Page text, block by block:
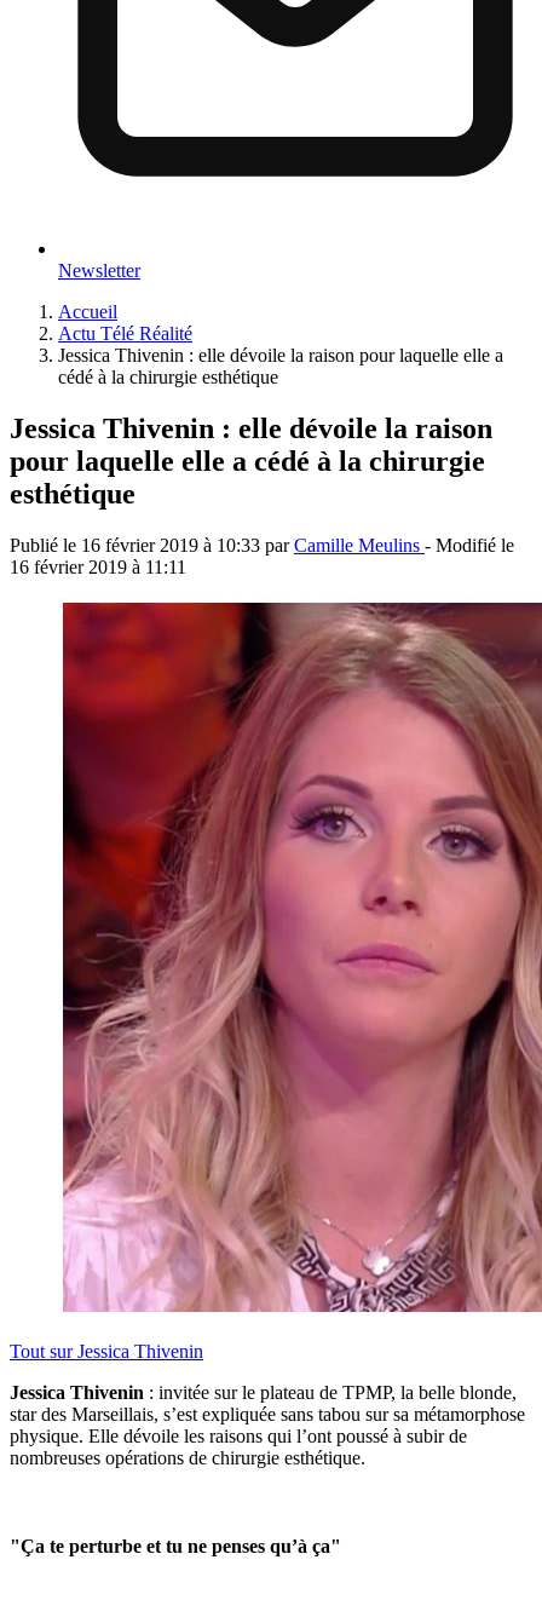
Newsletter
Accueil
Actu Télé Réalité
Jessica Thivenin : elle dévoile la raison pour laquelle elle a
cédé à la chirurgie esthétique
Jessica Thivenin : elle dévoile la raison
pour laquelle elle a cédé à la chirurgie
esthétique
Publié le 16 février 2019 à 10:33 parCamille Meulins - Modifié le
16 février 2019 à 11:11
Tout surJessica Thivenin
Jessica Thivenin : invitée sur le plateau de TPMP, la belle blonde,
star des Marseillais, s’est expliquée sans tabou sur sa métamorphose
physique. Elle dévoile les raisons qui l’ont poussé à subir de
nombreuses opérations de chirurgie esthétique.
"Ça te perturbe et tu ne penses qu’à ça"